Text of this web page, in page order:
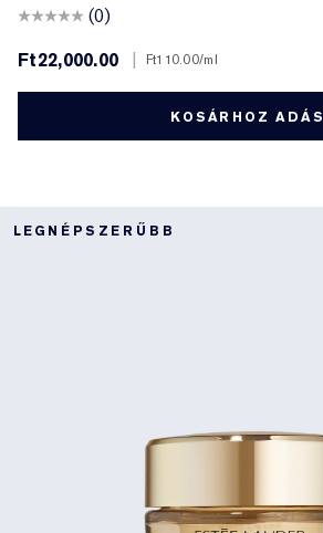
(0)
Ft22,000.00
Ft110.00/ml
KOSÁRHOZ ADÁS
LEGNÉPSZERŰBB